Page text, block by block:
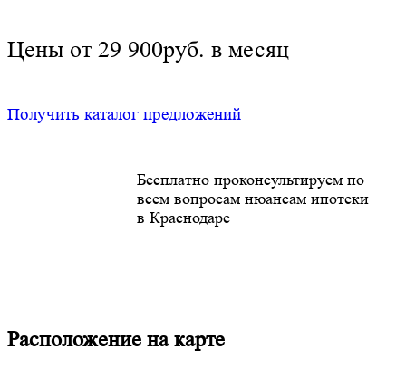
Цены от 29 900руб. в месяц
Получить каталог предложений
Бесплатно проконсультируем по
всем вопросам нюансам ипотеки
в Краснодаре
Расположение на карте